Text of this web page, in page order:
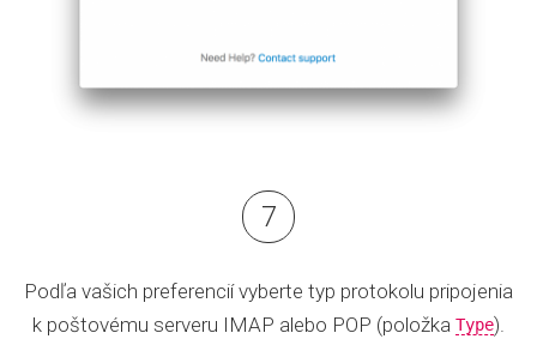
Podľa vašich preferencií vyberte typ protokolu pripojenia
k poštovému serveru IMAP alebo POP (položka Type).